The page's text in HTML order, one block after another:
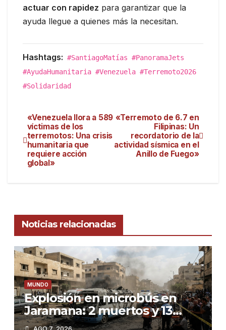
actuar con rapidez para garantizar que la
ayuda llegue a quienes más la necesitan.
Hashtags: #SantiagoMatías #PanoramaJets
#AyudaHumanitaria #Venezuela #Terremoto2026
#Solidaridad
«Terremoto de 6.7 en
Filipinas: Un
recordatorio de la
actividad sísmica en el
Anillo de Fuego»
«Venezuela llora a 589
víctimas de los
terremotos: Una crisis
humanitaria que
requiere acción
global»
Noticias relacionadas
MUNDO
Explosión en microbús en
Jaramana: 2 muertos y 13
heridos en un ataque no